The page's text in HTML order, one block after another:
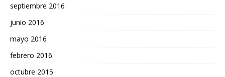
septiembre 2016
junio 2016
mayo 2016
febrero 2016
octubre 2015